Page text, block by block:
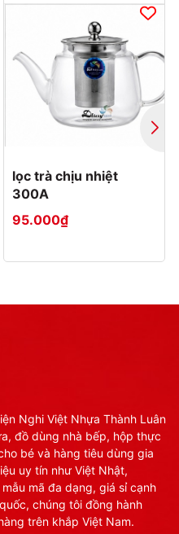
lọc trà chịu nhiệt
300A
95.000₫
Nghi Việt Nhựa Thành Luân
đồ dùng nhà bếp, hộp thực
bé và hàng tiêu dùng gia
uy tín như Việt Nhật,
mã đa dạng, giá sỉ cạnh
chúng tôi đồng hành
trên khắp Việt Nam.